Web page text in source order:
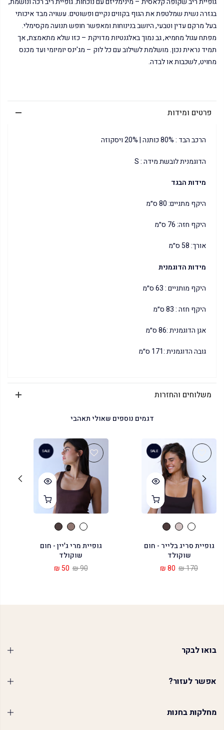
בגזרה נשית שמלטפת את הגוף בקווים נקיים ופשוטים. עשויה מבד איכותי
בעל מרקם עדין וטבעי, היושב בנינוחות ומאפשר חופש תנועה מקסימלי.
מפתח עגול מחמיא, גב נמוך באלגנטיות מדויקת – כזו שלא מתאמצת, אך
תמיד נראית נכון. מושלמת לשילוב עם כל לוק – מג'ינס יומיומי ועד מכנס
מחויט, לשכבות או לבדה.
פרטים ומידות
הרכב הבד : 80% כותנה | 20% ויסקוזה
הדוגמנית לובשת מידה : S
מידות הבגד
היקף מתניים: 80 ס״מ
היקף חזה: 76 ס״מ
אורך: 58 ס״מ
מידות הדוגמנית
היקף מותניים : 63 ס״מ
היקף חזה : 83 ס״מ
אגן הדוגמנית :86 ס״מ
גובה הדוגמנית :171 ס״מ
משלוחים והחזרות
דגמים נוספים שאולי תאהבי
SALE
גופיית סריג בלייר - חום
שוקולד
170 ₪
80 ₪
SALE
גופיית מרי ג'יין - חום
שוקולד
90 ₪
50 ₪
בואו לבקר
אפשר לעזור?
מחלקות בחנות